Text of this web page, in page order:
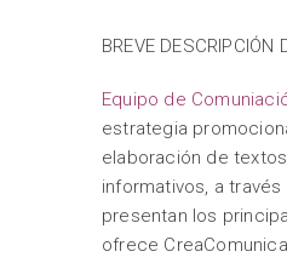
BREVE DESCRIPCIÓN
Equipo de
estrategia
elaboración de
informativos, a
presentan los
ofrece